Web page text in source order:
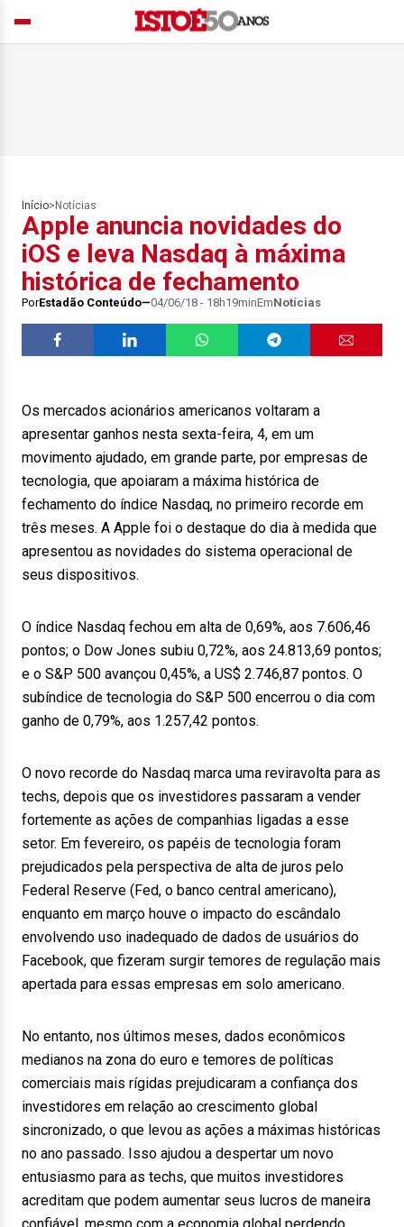
Início> Notícias
Apple anuncia novidades do
iOS e leva Nasdaq à máxima
histórica de fechamento
PorEstadão Conteúdo 04/06/18 - 18h19minEmNotícias
Os mercados acionários americanos voltaram a
apresentar ganhos nesta sexta-feira, 4, em um
movimento ajudado, em grande parte, por empresas de
tecnologia, que apoiaram a máxima histórica de
fechamento do índice Nasdaq, no primeiro recorde em
três meses. A Apple foi o destaque do dia à medida que
apresentou as novidades do sistema operacional de
seus dispositivos.
O índice Nasdaq fechou em alta de 0,69%, aos 7.606,46
pontos; o Dow Jones subiu 0,72%, aos 24.813,69 pontos;
e o S&P 500 avançou 0,45%, a US$ 2.746,87 pontos. O
subíndice de tecnologia do S&P 500 encerrou o dia com
ganho de 0,79%, aos 1.257,42 pontos.
O novo recorde do Nasdaq marca uma reviravolta para as
techs, depois que os investidores passaram a vender
fortemente as ações de companhias ligadas a esse
setor. Em fevereiro, os papéis de tecnologia foram
prejudicados pela perspectiva de alta de juros pelo
Federal Reserve (Fed, o banco central americano),
enquanto em março houve o impacto do escândalo
envolvendo uso inadequado de dados de usuários do
Facebook, que fizeram surgir temores de regulação mais
apertada para essas empresas em solo americano.
No entanto, nos últimos meses, dados econômicos
medianos na zona do euro e temores de políticas
comerciais mais rígidas prejudicaram a confiança dos
investidores em relação ao crescimento global
sincronizado, o que levou as ações a máximas históricas
no ano passado. Isso ajudou a despertar um novo
entusiasmo para as techs, que muitos investidores
acreditam que podem aumentar seus lucros de maneira